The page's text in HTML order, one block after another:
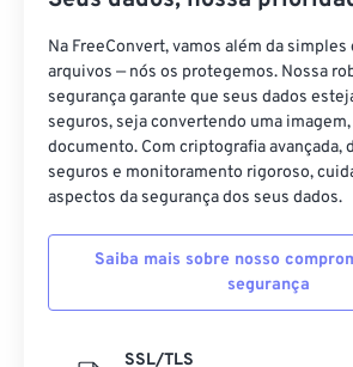
Na FreeConvert, vamos além da simples
arquivos — nós os protegemos. Nossa
segurança garante que seus dados
seguros, seja convertendo uma
documento. Com criptografia avançada,
seguros e monitoramento rigoroso,
aspectos da segurança dos seus dados.
Saiba mais sobre nosso
segurança
SSL/TLS